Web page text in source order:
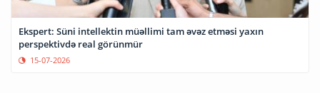
Ekspert: Süni intellektin müəllimi tam əvəz etməsi yaxın
perspektivdə real görünmür
15-07-2026